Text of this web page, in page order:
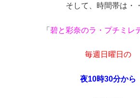
そして、時間帯は・
「 碧と彩奈のラ・プチミレ
毎週日曜日の
夜10時30分から